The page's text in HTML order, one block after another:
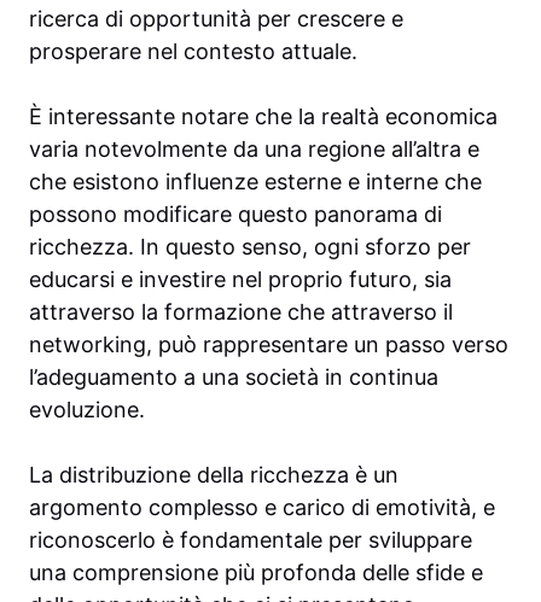
ricerca di opportunità per crescere e
prosperare nel contesto attuale.
È interessante notare che la realtà economica
varia notevolmente da una regione all’altra e
che esistono influenze esterne e interne che
possono modificare questo panorama di
ricchezza. In questo senso, ogni sforzo per
educarsi e investire nel proprio futuro, sia
attraverso la formazione che attraverso il
networking, può rappresentare un passo verso
l’adeguamento a una società in continua
evoluzione.
La distribuzione della ricchezza è un
argomento complesso e carico di emotività, e
riconoscerlo è fondamentale per sviluppare
una comprensione più profonda delle sfide e